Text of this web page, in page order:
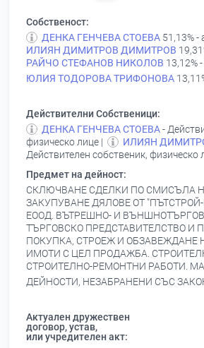
Собственост:
ДЕНКА ГЕНЧЕВА СТОЕВА 51,13% -
ИЛИЯН ДИМИТРОВ ДИМИТРОВ
РАЙЧО СТЕФАНОВ НИКОЛОВ 13,12%
ЮЛИЯ ТОДОРОВА ТРИФОНОВА
Действителни Собственици:
ДЕНКА ГЕНЧЕВА СТОЕВА-
физическо лице |
ИЛИЯН
Действителен собственик, физическо
Предмет на дейност:
СКЛЮЧВАНЕ СДЕЛКИ ПО СМИСЪЛА
ЗАКУПУВАНЕ ДЯЛОВЕ ОТ
ЕООД. ВЪТРЕШНО- И
ТЪРГОВСКО ПРЕДСТАВИТЕЛСТВО И
ПОКУПКА, СТРОЕЖ И
ИМОТИ С ЦЕЛ ПРОДАЖБА.
СТРОИТЕЛНО-РЕМОНТНИ РАБОТИ.
ДЕЙНОСТИ, НЕЗАБРАНЕНИ СЪС
Актуален дружествен
договор, устав,
или учредителен акт: